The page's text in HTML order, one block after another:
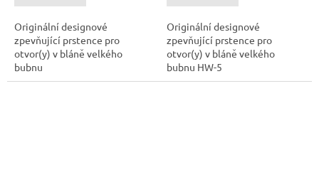
Originální designové
zpevňující prstence pro
otvor(y) v bláně velkého
bubnu
Originální designové
zpevňující prstence pro
otvor(y) v bláně velkého
bubnu HW-5